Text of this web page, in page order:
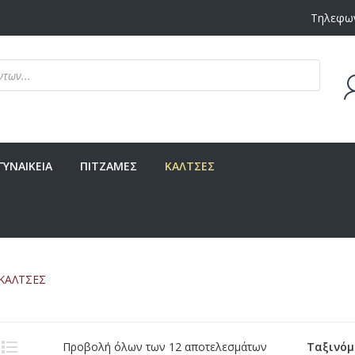
ΠΙΤΖΑΜΕΣ ΚΑΛΤΣΕΣ
Προβολή όλων των 12 αποτελεσμάτων